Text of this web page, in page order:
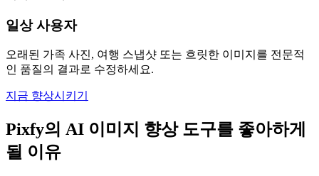
일상 사용자
오래된 가족 사진, 여행 스냅샷 또는 흐릿한 이미지를 전문적
인 품질의 결과로 수정하세요.
지금 향상시키기
Pixfy의 AI 이미지 향상 도구를 좋아하게
될 이유